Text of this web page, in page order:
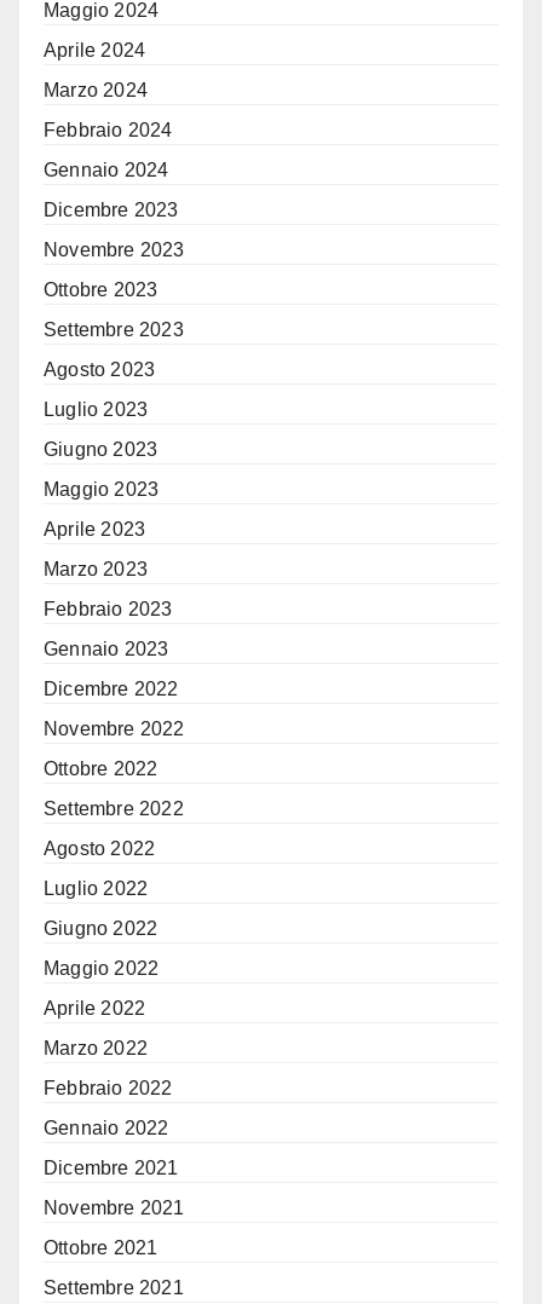
Maggio 2024
Aprile 2024
Marzo 2024
Febbraio 2024
Gennaio 2024
Dicembre 2023
Novembre 2023
Ottobre 2023
Settembre 2023
Agosto 2023
Luglio 2023
Giugno 2023
Maggio 2023
Aprile 2023
Marzo 2023
Febbraio 2023
Gennaio 2023
Dicembre 2022
Novembre 2022
Ottobre 2022
Settembre 2022
Agosto 2022
Luglio 2022
Giugno 2022
Maggio 2022
Aprile 2022
Marzo 2022
Febbraio 2022
Gennaio 2022
Dicembre 2021
Novembre 2021
Ottobre 2021
Settembre 2021